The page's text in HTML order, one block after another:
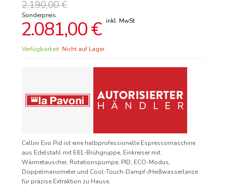
2.190,00 €
Sonderpreis
2.081,00 €
Verfügbarkeit: Nicht auf Lager
Cellini Evo Pid ist eine halbprofessionelle Espressomaschine
aus Edelstahl mit E61-Brühgruppe, Einkreiser mit
Wärmetauscher, Rotationspumpe, PID, ECO-Modus,
Doppelmanometer und Cool-Touch-Dampf-/Heißwasserlanze
für präzise Extraktion zu Hause.